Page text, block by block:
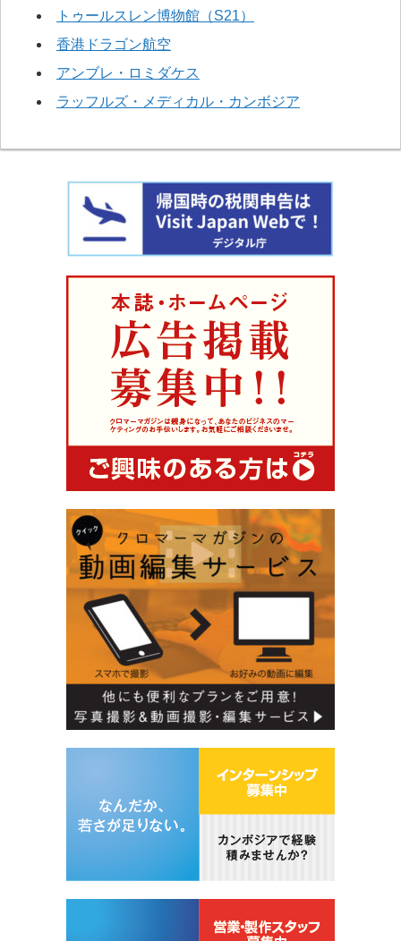
トゥールスレン博物館（S21）
香港ドラゴン航空
アンブレ・ロミダケス
ラッフルズ・メディカル・カンボジア